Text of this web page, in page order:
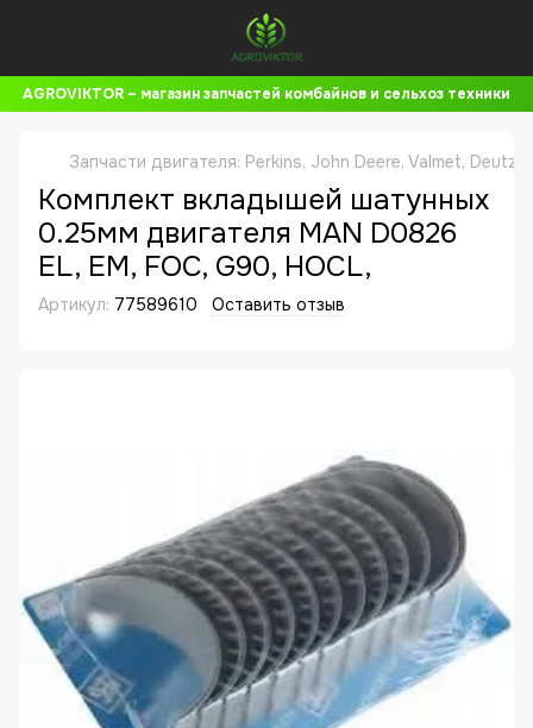
AGROVIKTOR – магазин запчастей комбайнов и сельхоз техники
Запчасти двигателя: Perkins, John Deere, Valmet,
Комплект вкладышей шатунных
0.25мм двигателя MAN D0826
EL, EM, FOC, G90, HOCL,
Артикул: 77589610 Оставить отзыв